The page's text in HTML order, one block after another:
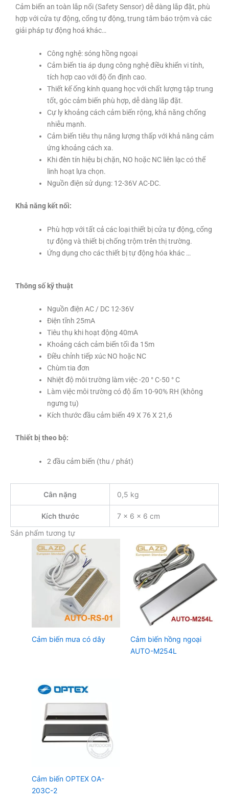
Cảm biến an toàn lắp nổi (Safety Sensor) dễ dàng lắp đặt, phù
hợp với cửa tự động, cổng tự động, trung tâm báo trộm và các
giải pháp tự động hoá khác…
Công nghệ: sóng hồng ngoại
Cảm biến tia áp dụng công nghệ điều khiển vi tính,
tích hợp cao với độ ổn định cao.
Thiết kế ống kính quang học với chất lượng tập trung
tốt, góc cảm biến phù hợp, dễ dàng lắp đặt.
Cự ly khoảng cách cảm biến rộng, khả năng chống
nhiễu mạnh.
Cảm biến tiêu thụ năng lượng thấp với khả năng cảm
ứng khoảng cách xa.
Khi đèn tín hiệu bị chặn, NO hoặc NC liên lạc có thể
linh hoạt lựa chọn.
Nguồn điện sử dụng: 12-36V AC-DC.
Khả năng kết nối:
Phù hợp với tất cả các loại thiết bị cửa tự động, cổng
tự động và thiết bị chống trộm trên thị trường.
Ứng dụng cho các thiết bị tự động hóa khác …
Thông số kỹ thuật
Nguồn điện AC / DC 12-36V
Điện tĩnh 25mA
Tiêu thụ khi hoạt động 40mA
Khoảng cách cảm biến tối đa 15m
Điều chỉnh tiếp xúc NO hoặc NC
Chùm tia đơn
Nhiệt độ môi trường làm việc -20 ° C-50 ° C
Làm việc môi trường có độ ẩm 10-90% RH (không
ngưng tụ)
Kích thước đầu cảm biến 49 X 76 X 21,6
Thiết bị theo bộ:
2 đầu cảm biến (thu / phát)
Cân nặng 0,5 kg
Kích thước
7 × 6 × 6 cm
Sản phẩm tương tự
Cảm biến mưa có dây
Cảm biến hồng ngoại
AUTO-M254L
Cảm biến OPTEX OA-
203C-2